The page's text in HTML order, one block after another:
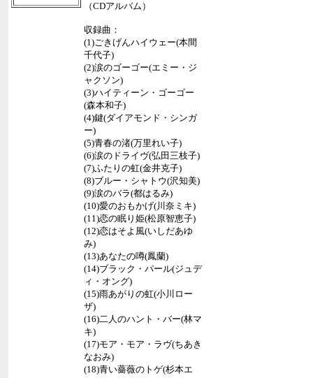
（CDアルバム）
収録曲：
(1)ごきげんハイウェー(本間
千代子)
(2)涙のゴーゴー(エミー・ジ
ャクソン)
(3)ハイティーン・ゴーゴー
(森本和子)
(4)鍵(ダイアモンド・シンガ
ー)
(5)青春の渚(万里れい子)
(6)涙のドライヴ(弘田三枝子)
(7)ふたりの虹(金井克子)
(8)ブルー・シャトウ(沢知美)
(9)涙のバラ(都はるみ)
(10)愛のおもかげ(川奈ミキ)
(11)恋の眠り姫(松原智恵子)
(12)恋はそよ風(いしだあゆ
み)
(13)あなたの噂(鳳蘭)
(14)ブラック・パール(ジュデ
ィ・オング)
(15)雨あがりの虹(小川ロー
ザ)
(16)二人のハント・バー(林マ
キ)
(17)モア・モア・ラヴ(ちあき
なおみ)
(18)青い薔薇のトゲ(杉本エ